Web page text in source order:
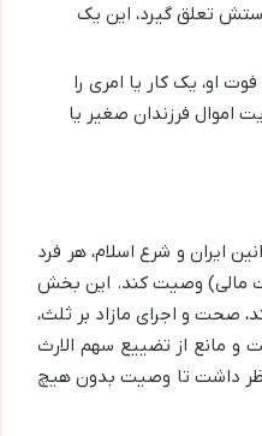
تعلق گیرد، این یک
او، یک کار یا امری را
اموال فرزندان صغیر یا
ایران و شرع اسلام، هر فرد
مالی) وصیت کند. این بخش
صحت و اجرای مازاد بر ثلث،
و مانع از تضییع سهم الارث
نظر داشت تا وصیت بدون هیچ